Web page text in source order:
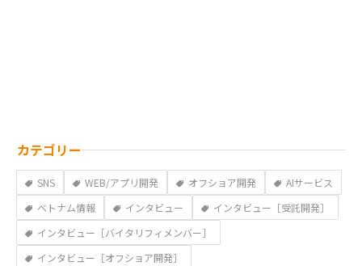
カテゴリー
SNS WEB/アプリ開発 オフショア開発
AIサービス
ベトナム情報
インタビュー
インタビュー［受託開発］
インタビュー［バイタリフィメンバー］
インタビュー［オフショア開発］